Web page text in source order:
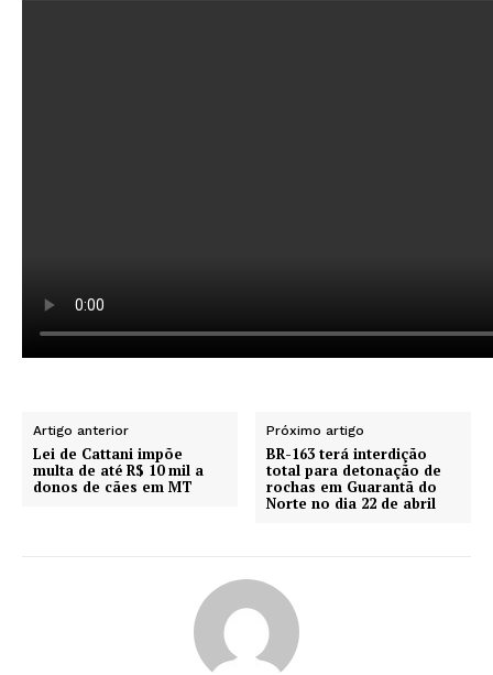
Artigo anterior
Lei de Cattani impõe
multa de até R$ 10 mil a
donos de cães em MT
Próximo artigo
BR-163 terá interdição
total para detonação de
rochas em Guarantã do
Norte no dia 22 de abril